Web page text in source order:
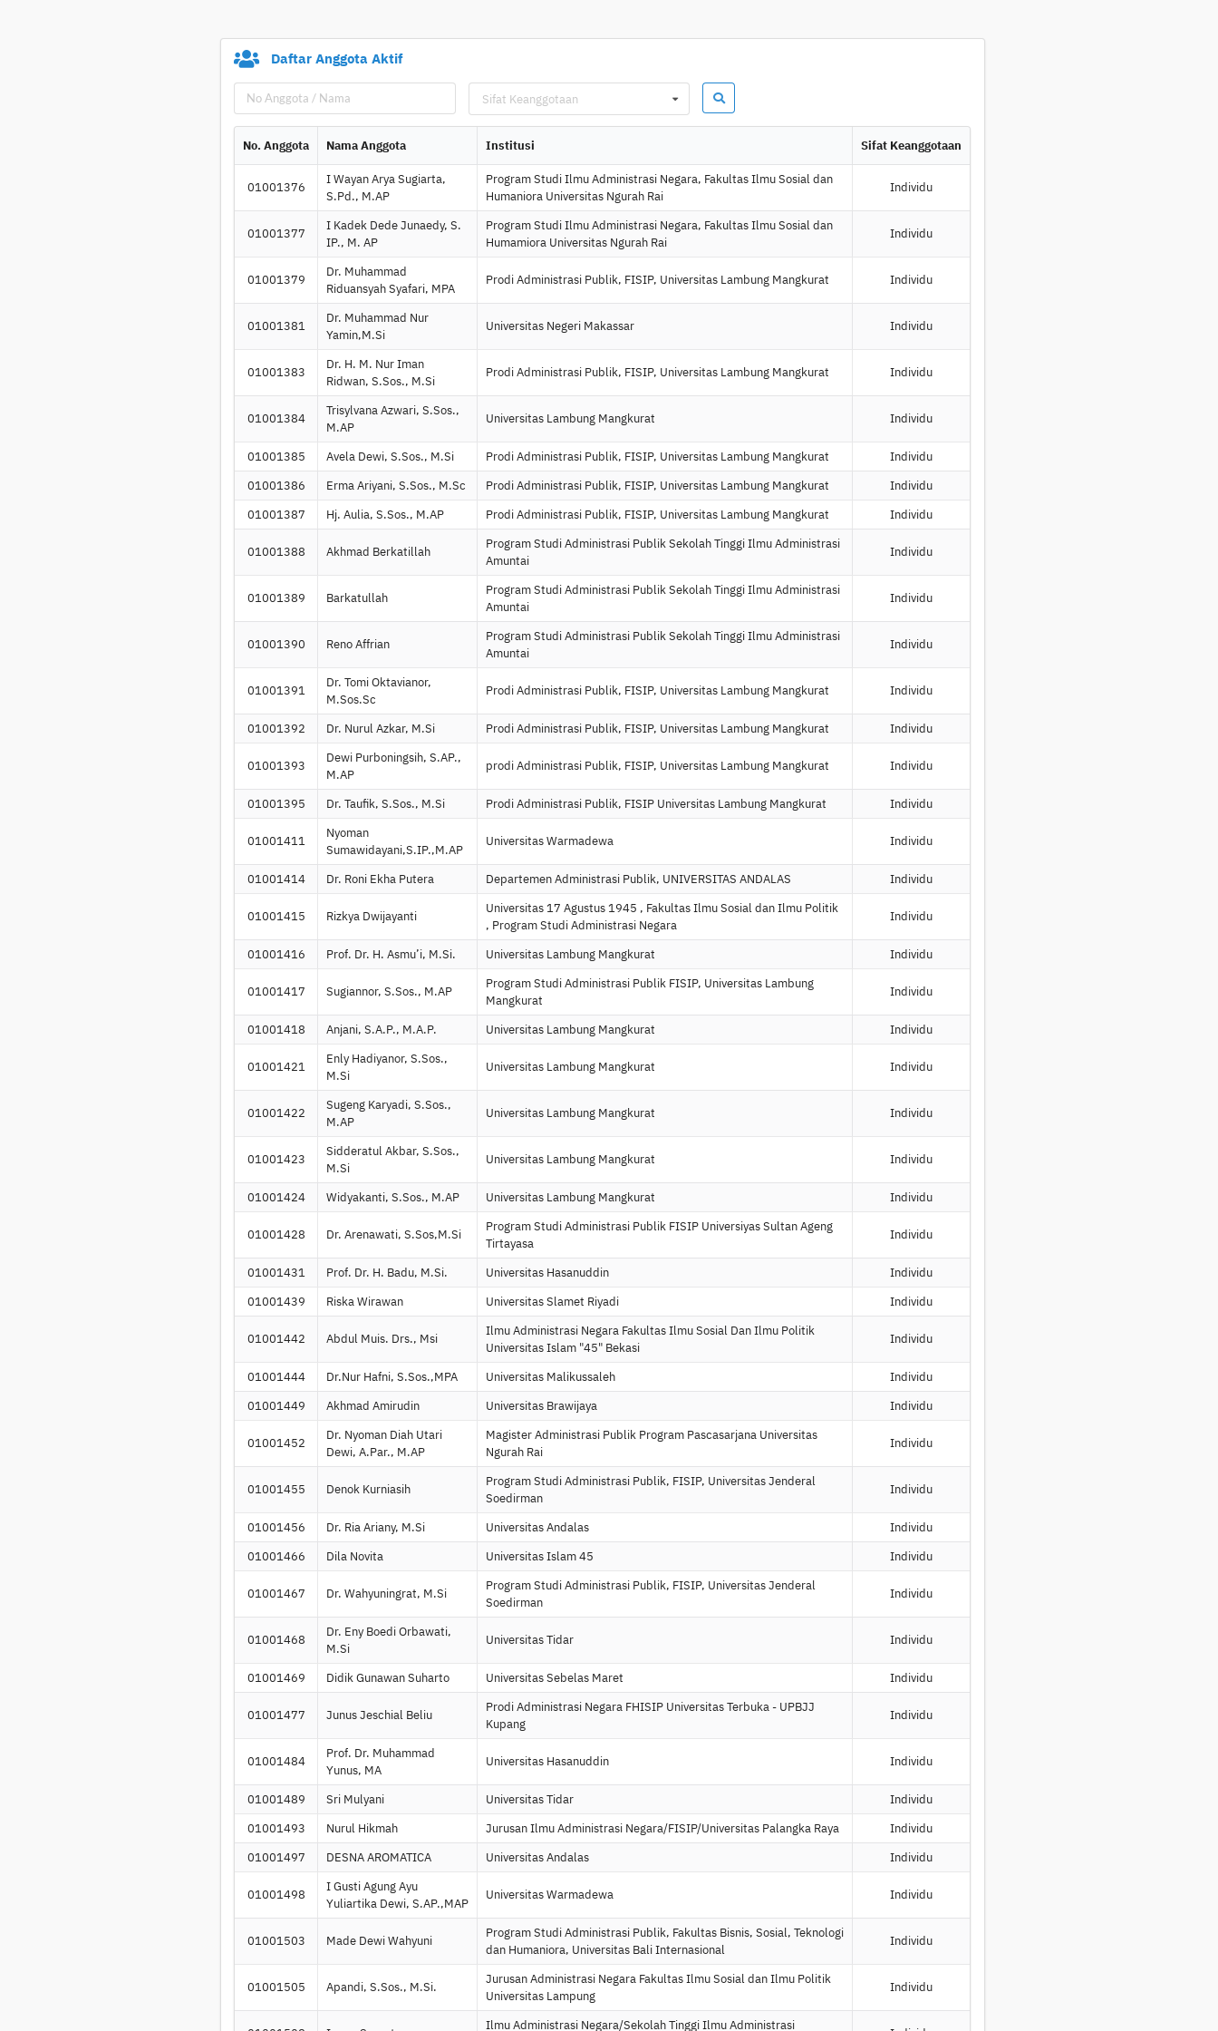
Daftar Anggota Aktif
Sifat Keanggotaan
No. Anggota Nama Anggota Institusi Sifat Keanggotaan
01001376
I Wayan Arya Sugiarta,
S.Pd., M.AP
Program Studi Ilmu Administrasi Negara, Fakultas Ilmu Sosial dan
Humaniora Universitas Ngurah Rai
Individu
01001377
I Kadek Dede Junaedy, S.
IP., M. AP
Program Studi Ilmu Administrasi Negara, Fakultas Ilmu Sosial dan
Humamiora Universitas Ngurah Rai
Individu
01001379
Dr. Muhammad
Riduansyah Syafari, MPA
Prodi Administrasi Publik, FISIP, Universitas Lambung Mangkurat Individu
01001381
Dr. Muhammad Nur
Yamin,M.Si
Universitas Negeri Makassar Individu
01001383
Dr. H. M. Nur Iman
Ridwan, S.Sos., M.Si
Prodi Administrasi Publik, FISIP, Universitas Lambung Mangkurat Individu
01001384
Trisylvana Azwari, S.Sos.,
M.AP
Universitas Lambung Mangkurat Individu
01001385 Avela Dewi, S.Sos., M.Si Prodi Administrasi Publik, FISIP, Universitas Lambung Mangkurat
Individu
01001386
Erma Ariyani, S.Sos., M.Sc Prodi Administrasi Publik, FISIP, Universitas Lambung Mangkurat
Individu
01001387
Hj. Aulia, S.Sos., M.AP Prodi Administrasi Publik, FISIP, Universitas Lambung Mangkurat Individu
01001388 Akhmad Berkatillah
Program Studi Administrasi Publik Sekolah Tinggi Ilmu Administrasi
Amuntai
Individu
01001389 Barkatullah
Program Studi Administrasi Publik Sekolah Tinggi Ilmu Administrasi
Amuntai
Individu
01001390 Reno Affrian
Program Studi Administrasi Publik Sekolah Tinggi Ilmu Administrasi
Amuntai
Individu
01001391
Dr. Tomi Oktavianor,
M.Sos.Sc
Prodi Administrasi Publik, FISIP, Universitas Lambung Mangkurat Individu
01001392 Dr. Nurul Azkar, M.Si Prodi Administrasi Publik, FISIP, Universitas Lambung Mangkurat Individu
01001393
Dewi Purboningsih, S.AP.,
M.AP
prodi Administrasi Publik, FISIP, Universitas Lambung Mangkurat Individu
01001395 Dr. Taufik, S.Sos., M.Si Prodi Administrasi Publik, FISIP Universitas Lambung Mangkurat Individu
01001411
Nyoman
Sumawidayani,S.IP.,M.AP
Universitas Warmadewa Individu
01001414 Dr. Roni Ekha Putera Departemen Administrasi Publik, UNIVERSITAS ANDALAS Individu
01001415 Rizkya Dwijayanti
Universitas 17 Agustus 1945 , Fakultas Ilmu Sosial dan Ilmu Politik
, Program Studi Administrasi Negara
Individu
01001416 Prof. Dr. H. Asmu’i, M.Si. Universitas Lambung Mangkurat Individu
01001417 Sugiannor, S.Sos., M.AP
Program Studi Administrasi Publik FISIP, Universitas Lambung
Mangkurat
Individu
01001418 Anjani, S.A.P., M.A.P. Universitas Lambung Mangkurat Individu
01001421
Enly Hadiyanor, S.Sos.,
M.Si
Universitas Lambung Mangkurat Individu
01001422
Sugeng Karyadi, S.Sos.,
M.AP
Universitas Lambung Mangkurat Individu
01001423
Sidderatul Akbar, S.Sos.,
M.Si
Universitas Lambung Mangkurat Individu
01001424 Widyakanti, S.Sos., M.AP Universitas Lambung Mangkurat Individu
01001428 Dr. Arenawati, S.Sos,M.Si
Program Studi Administrasi Publik FISIP Universiyas Sultan Ageng
Tirtayasa
Individu
01001431 Prof. Dr. H. Badu, M.Si. Universitas Hasanuddin
Individu
01001439
Riska Wirawan Universitas Slamet Riyadi Individu
01001442 Abdul Muis. Drs., Msi
Ilmu Administrasi Negara Fakultas Ilmu Sosial Dan Ilmu Politik
Universitas Islam "45" Bekasi
Individu
01001444 Dr.Nur Hafni, S.Sos.,MPA Universitas Malikussaleh
Individu
01001449
Akhmad Amirudin Universitas Brawijaya Individu
01001452
Dr. Nyoman Diah Utari
Dewi, A.Par., M.AP
Magister Administrasi Publik Program Pascasarjana Universitas
Ngurah Rai
Individu
01001455 Denok Kurniasih
Program Studi Administrasi Publik, FISIP, Universitas Jenderal
Soedirman
Individu
01001456 Dr. Ria Ariany, M.Si Universitas Andalas
Individu
01001466
Dila Novita Universitas Islam 45 Individu
01001467 Dr. Wahyuningrat, M.Si
Program Studi Administrasi Publik, FISIP, Universitas Jenderal
Soedirman
Individu
01001468
Dr. Eny Boedi Orbawati,
M.Si
Universitas Tidar Individu
01001469 Didik Gunawan Suharto Universitas Sebelas Maret Individu
01001477 Junus Jeschial Beliu
Prodi Administrasi Negara FHISIP Universitas Terbuka - UPBJJ
Kupang
Individu
01001484
Prof. Dr. Muhammad
Yunus, MA
Universitas Hasanuddin Individu
01001489 Sri Mulyani Universitas Tidar
Individu
01001493
Nurul Hikmah Jurusan Ilmu Administrasi Negara/FISIP/Universitas Palangka Raya
Individu
01001497
DESNA AROMATICA Universitas Andalas Individu
01001498
I Gusti Agung Ayu
Yuliartika Dewi, S.AP.,MAP
Universitas Warmadewa Individu
01001503 Made Dewi Wahyuni
Program Studi Administrasi Publik, Fakultas Bisnis, Sosial, Teknologi
dan Humaniora, Universitas Bali Internasional
Individu
01001505 Apandi, S.Sos., M.Si.
Jurusan Administrasi Negara Fakultas Ilmu Sosial dan Ilmu Politik
Universitas Lampung
Individu
Ilmu Administrasi Negara/Sekolah Tinggi Ilmu Administrasi